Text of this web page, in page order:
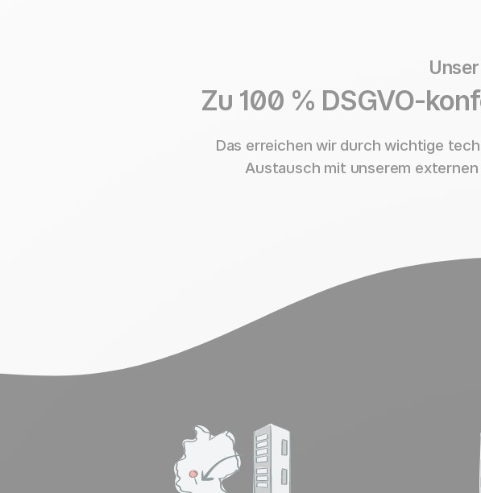
Zu 100 % DSGVO-
Das erreichen wir durch wichtige
Austausch mit unserem